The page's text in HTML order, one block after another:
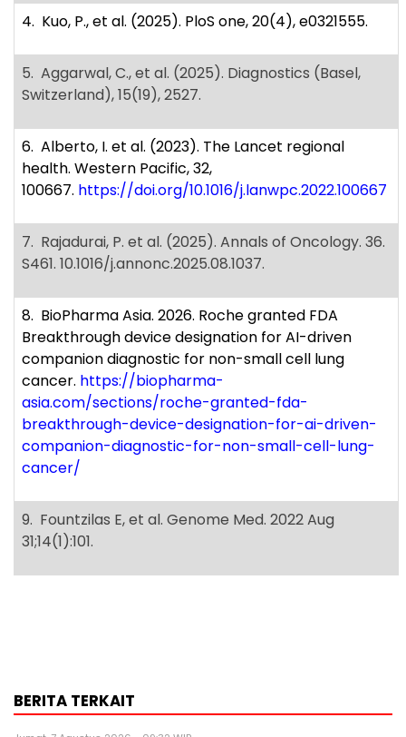
4. Kuo, P., et al. (2025). PloS one, 20(4), e0321555.
5. Aggarwal, C., et al. (2025). Diagnostics (Basel,
Switzerland), 15(19), 2527.
6. Alberto, I. et al. (2023). The Lancet regional
health. Western Pacific, 32,
100667. https://doi.org/10.1016/j.lanwpc.2022.100667
7. Rajadurai, P. et al. (2025). Annals of Oncology. 36.
S461. 10.1016/j.annonc.2025.08.1037.
8. BioPharma Asia. 2026. Roche granted FDA
Breakthrough device designation for AI-driven
companion diagnostic for non-small cell lung
cancer. https://biopharma-
asia.com/sections/roche-granted-fda-
breakthrough-device-designation-for-ai-driven-
companion-diagnostic-for-non-small-cell-lung-
cancer/
9. Fountzilas E, et al. Genome Med. 2022 Aug
31;14(1):101.
BERITA TERKAIT